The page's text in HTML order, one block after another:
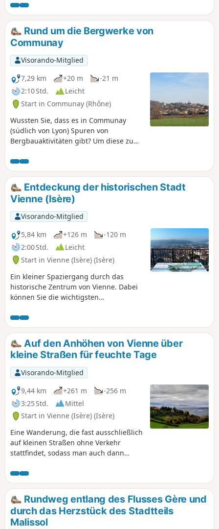
Autobahn A46 fühlen Sie sich während
dieser Wanderung weit weg von jeglicher
Zivilisation.
Rund um die Bergwerke von
Communay
Visorando-Mitglied
7,29 km
+20 m
-21 m
2:10 Std.
Leicht
Start in Communay (Rhône)
Wussten Sie, dass es in Communay
(südlich von Lyon) Spuren von
Bergbauaktivitäten gibt? Um diese zu
keinerlei Schwierigkeiten bereitet. Diese
Wanderung erfolgt in zwei Etappen: 1°)
um die Schächte Sauveur, Baytan,
Guérin und Dufélix herum; 2°) um den
Förderturm des Schachts Espérance
(von Bergbauverbänden rekonstruiert)
und eine kleine, heute bewaldete Halde
herum.
Entdeckung der historischen Stadt
Vienne (Isère)
Visorando-Mitglied
5,84 km
+126 m
-120 m
2:00 Std.
Leicht
Start in Vienne (Isère) (Isère)
Ein kleiner Spaziergang durch das
historische Zentrum von Vienne. Dabei
können Sie die wichtigsten
entdecken. Der Aufstieg zum
Aussichtspunkt Belvédère de Pipet ist
zwar etwas anstrengend, aber Sie
werden mit einem herrlichen Blick auf
die Stadt, das Rhonetal und als Bonus
auf die Ausläufer der Monts du Lyonnais
und des Pilat belohnt.
Auf den Anhöhen von Vienne über
kleine Straßen für feuchte Tage
Visorando-Mitglied
9,44 km
+261 m
-256 m
3:25 Std.
Mittel
Start in Vienne (Isère) (Isère)
Eine Wanderung, die fast ausschließlich
auf kleinen Straßen ohne Verkehr
stattfindet, sodass man auch dann
unpassierbar sind. Zunächst entdecken
Sie Vienne und sein Panorama von
Notre-Dame de Pipet aus, dann die
Höhen von Vienne mit wunderschönen
Ausblicken auf das Rhonetal und das
Pilat-Massiv im Hintergrund. Auf dem
Rundweg entlang des Flusses Gère und
durch das Herzstück des Stadtteils
Malissol